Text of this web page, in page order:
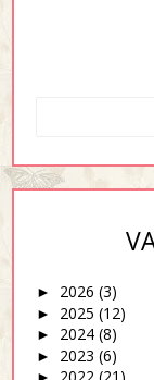
► 2026 (3)
► 2025 (12)
► 2024 (8)
► 2023 (6)